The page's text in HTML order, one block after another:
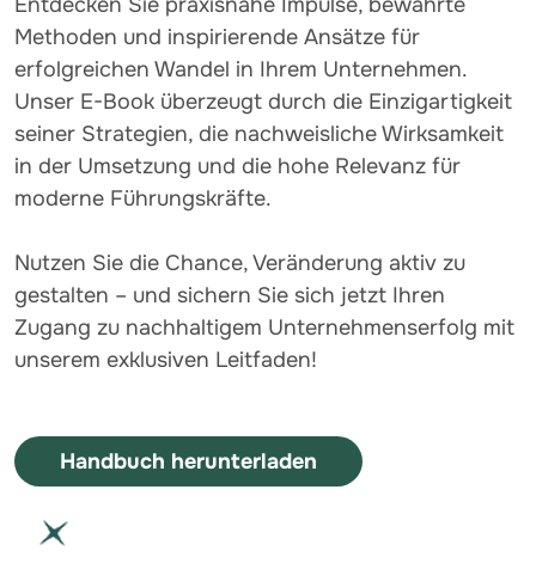
Methoden und inspirierende Ansätze für
erfolgreichen Wandel in Ihrem Unternehmen.
Unser E-Book überzeugt durch die Einzigartigkeit
seiner Strategien, die nachweisliche Wirksamkeit
in der Umsetzung und die hohe Relevanz für
moderne Führungskräfte.
Nutzen Sie die Chance, Veränderung aktiv zu
gestalten – und sichern Sie sich jetzt Ihren
Zugang zu nachhaltigem Unternehmenserfolg mit
unserem exklusiven Leitfaden!
Handbuch herunterladen